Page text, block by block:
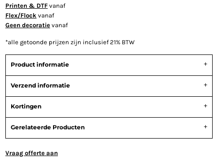
Printen & DTF vanaf
Flex/Flock vanaf
Geen decoratie vanaf
*alle getoonde prijzen zijn inclusief 21% BTW
Product informatie
Verzend informatie
Kortingen
Gerelateerde Producten
Vraag offerte aan